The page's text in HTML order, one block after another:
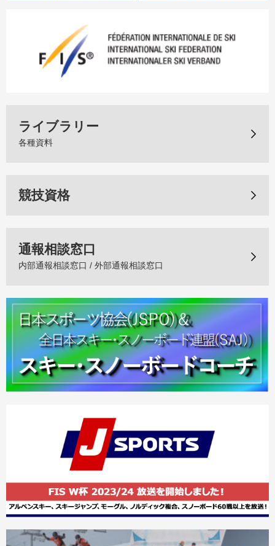
ライブラリー
各種資料
競技資格
通報相談窓口
内部通報相談窓口 / 外部通報相談窓口